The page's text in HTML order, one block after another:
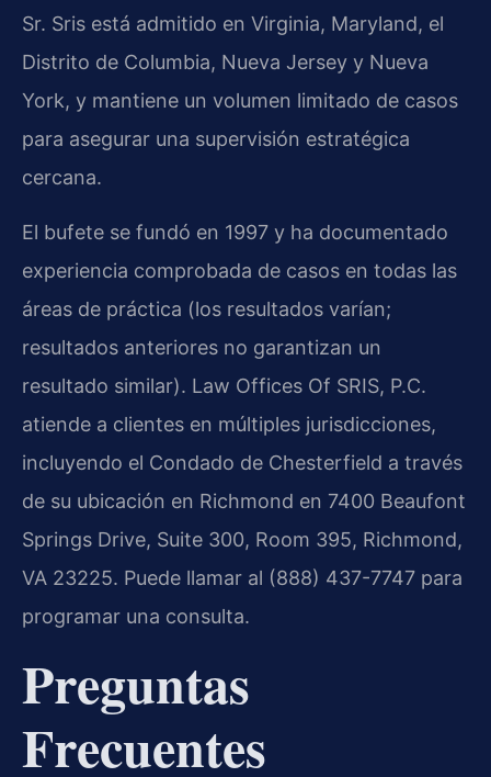
Sr. Sris está admitido en Virginia, Maryland, el
Distrito de Columbia, Nueva Jersey y Nueva
York, y mantiene un volumen limitado de casos
para asegurar una supervisión estratégica
cercana.
El bufete se fundó en 1997 y ha documentado
experiencia comprobada de casos en todas las
áreas de práctica (los resultados varían;
resultados anteriores no garantizan un
resultado similar). Law Offices Of SRIS, P.C.
atiende a clientes en múltiples jurisdicciones,
incluyendo el Condado de Chesterfield a través
de su ubicación en Richmond en 7400 Beaufont
Springs Drive, Suite 300, Room 395, Richmond,
VA 23225. Puede llamar al (888) 437-7747 para
programar una consulta.
Preguntas
Frecuentes